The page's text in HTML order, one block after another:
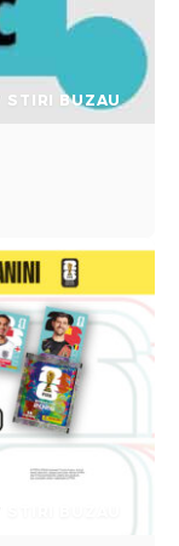
STIRI BUZAU